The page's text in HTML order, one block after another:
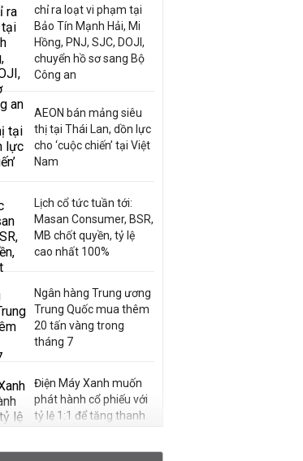
chỉ ra loạt vi phạm tại
Bảo Tín Mạnh Hải, Mi
Hồng, PNJ, SJC, DOJI,
chuyển hồ sơ sang Bộ
Công an
AEON bán mảng siêu
thị tại Thái Lan, dồn lực
cho ‘cuộc chiến’ tại Việt
Nam
Lịch cổ tức tuần tới:
Masan Consumer, BSR,
MB chốt quyền, tỷ lệ
cao nhất 100%
Ngân hàng Trung ương
Trung Quốc mua thêm
20 tấn vàng trong
tháng 7
Điện Máy Xanh muốn
phát hành cổ phiếu với
tỷ lệ 1:1 để tăng thanh